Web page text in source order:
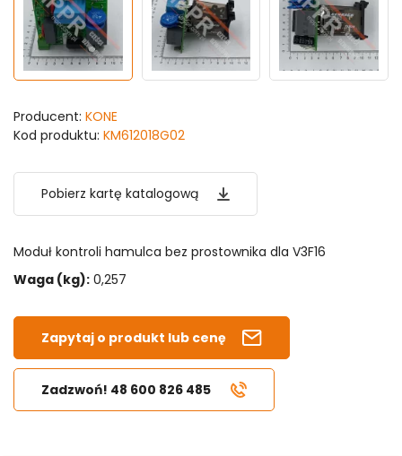
Producent: KONE
Kod produktu: KM612018G02
Pobierz kartę katalogową
Moduł kontroli hamulca bez prostownika dla V3F16
Waga (kg): 0,257
Zapytaj o produkt lub cenę
Zadzwoń! 48 600 826 485